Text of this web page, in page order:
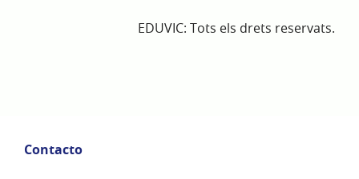
EDUVIC: Tots els drets reservats.
Contacto